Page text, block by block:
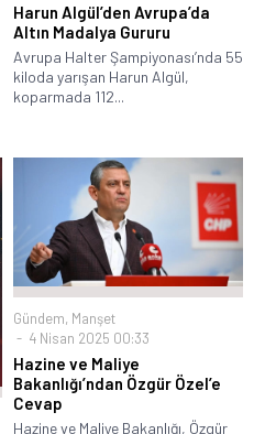
Harun Algül’den Avrupa’da
Altın Madalya Gururu
Avrupa Halter Şampiyonası’nda 55
kiloda yarışan Harun Algül,
koparmada 112...
Gündem, Manşet
4 Nisan 2025 00:33
Hazine ve Maliye
Bakanlığı’ndan Özgür Özel’e
Cevap
Hazine ve Maliye Bakanlığı, Özgür